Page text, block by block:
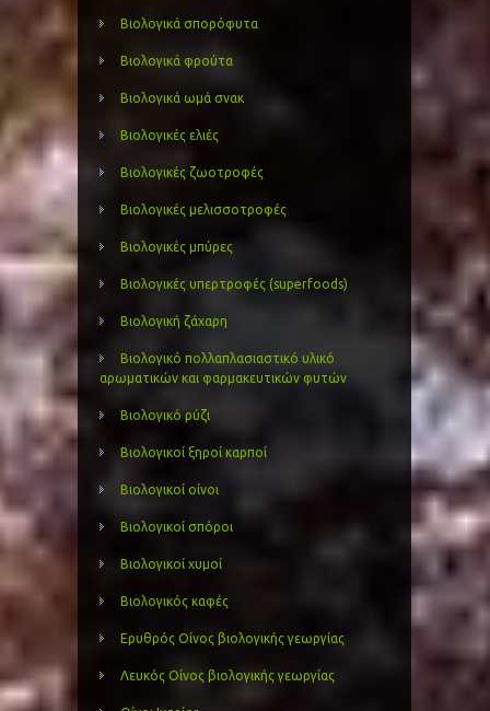
Βιολογικά σπορόφυτα
Βιολογικά φρούτα
Βιολογικά ωμά σνακ
Βιολογικές ελιές
Βιολογικές ζωοτροφές
Βιολογικές μελισσοτροφές
Βιολογικές μπύρες
Βιολογικές υπερτροφές (superfoods)
Βιολογική ζάχαρη
Βιολογικό πολλαπλασιαστικό υλικό
αρωματικών και φαρμακευτικών φυτών
Βιολογικό ρύζι
Βιολογικοί ξηροί καρποί
Βιολογικοί οίνοι
Βιολογικοί σπόροι
Βιολογικοί χυμοί
Βιολογικός καφές
Ερυθρός Οίνος βιολογικής γεωργίας
Λευκός Οίνος βιολογικής γεωργίας